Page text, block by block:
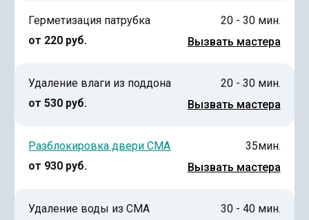
Герметизация патрубка
от 220 руб.
20 - 30 мин.
Вызвать мастера
Удаление влаги из поддона
от 530 руб.
20 - 30 мин.
Вызвать мастера
Разблокировка двери СМА
от 930 руб.
35мин.
Вызвать мастера
Удаление воды из СМА
30 - 40 мин.